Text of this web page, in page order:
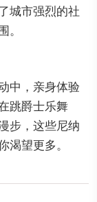
城市强烈的社
。
中，亲身体验
跳爵士乐舞
步，这些尼纳
渴望更多。